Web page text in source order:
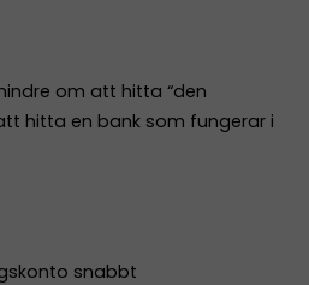
om att hitta “den
hitta en bank som fungerar i
snabbt